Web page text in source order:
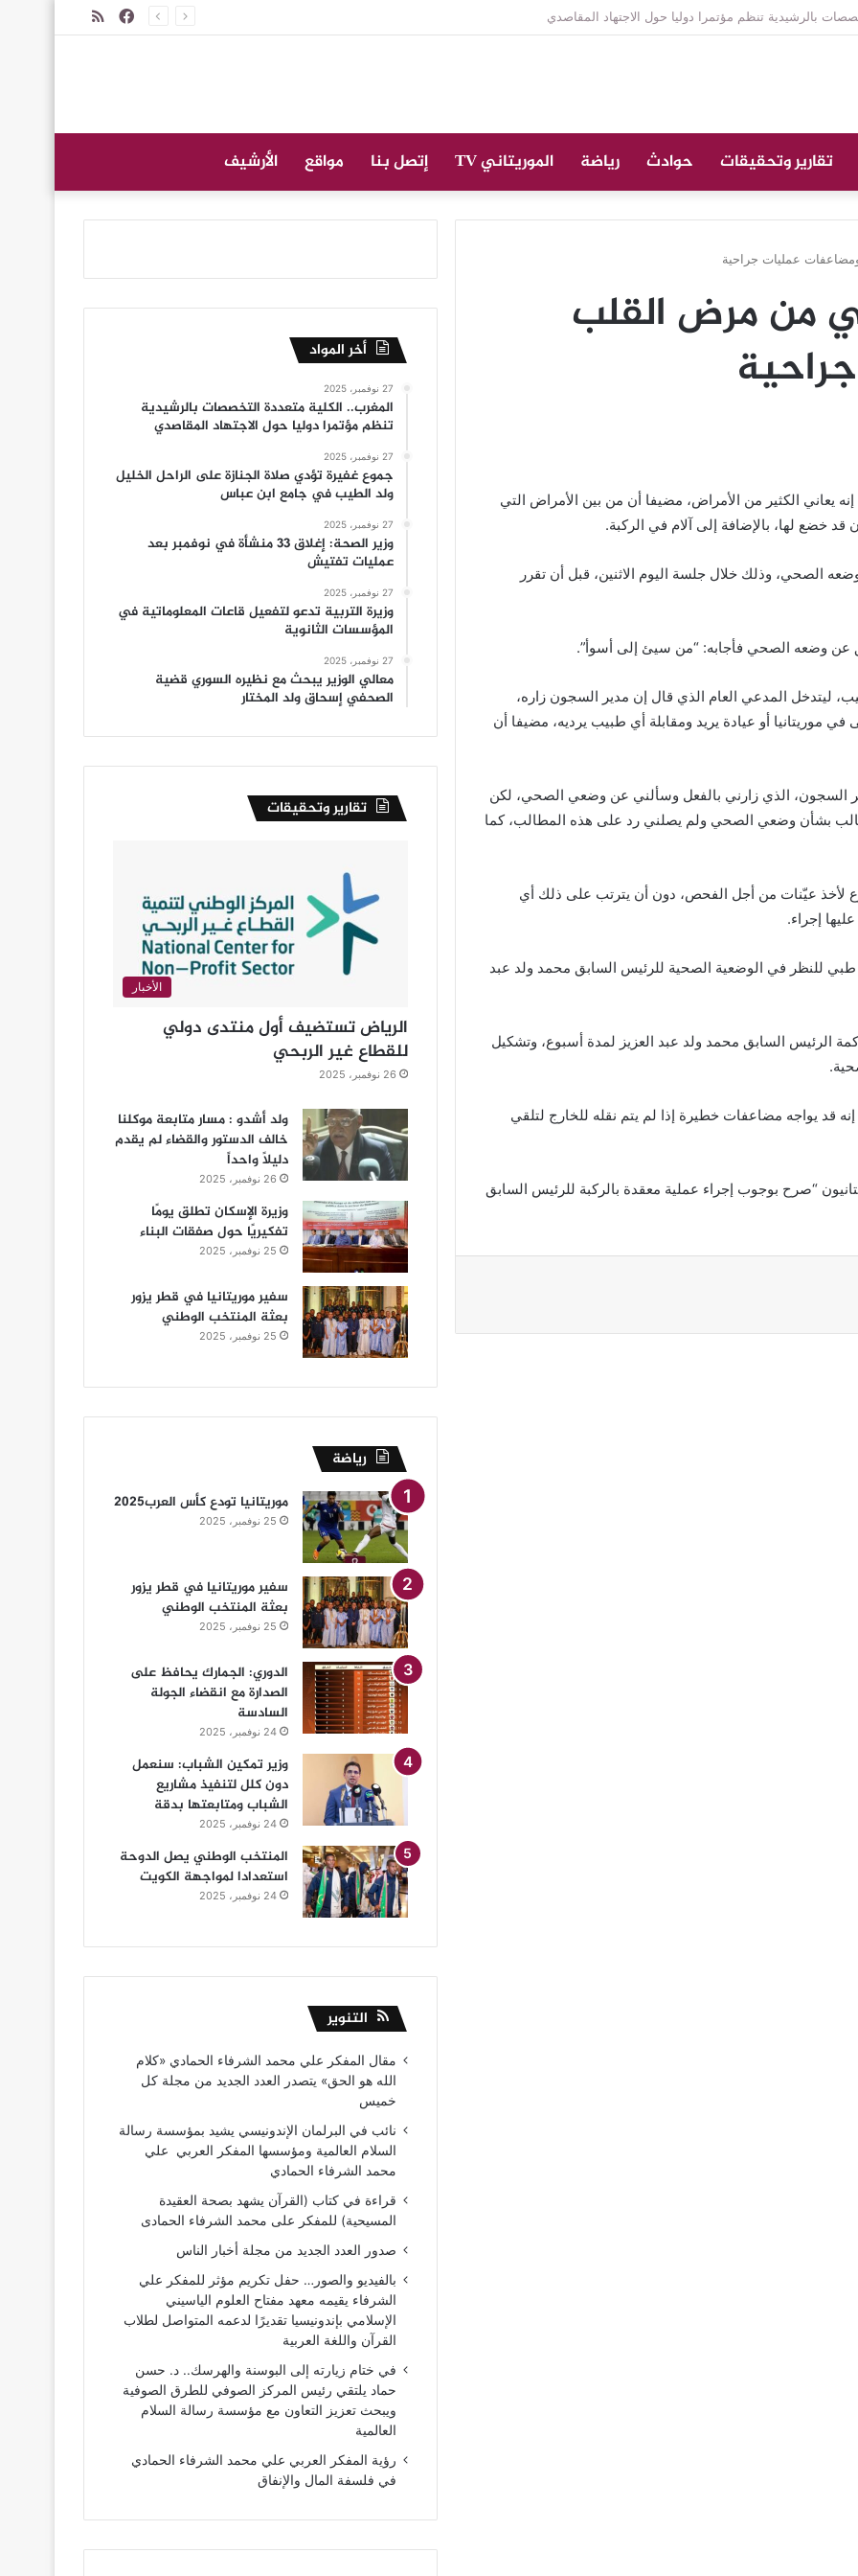
على الراحل الخليل ولد الطيب في جامع ابن عباس
ملخصفيسبوك
تقارير وتحقيقات حوادث رياضة الموريتاني TV إتصل بنا مواقع الأرشيف
عمليات جراحية
من مرض القلب
يعاني الكثير من الأمراض، مضيفا أن من بين الأمراض التي
خضع لها، بالإضافة إلى آلام في الركبة.
وذلك خلال جلسة اليوم الاثنين، قبل أن تقرر
عن وضعه الصحي فأجابه: “من سيئ إلى أسوأ”.
ليتدخل المدعي العام الذي قال إن مدير السجون زاره،
موريتانيا أو عيادة يريد ومقابلة أي طبيب يرديه، مضيفا أن
السجون، الذي زارني بالفعل وسألني عن وضعي الصحي، لكن
بشأن وضعي الصحي ولم يصلني رد على هذه المطالب، كما
لأخذ عيّنات من أجل الفحص، دون أن يترتب على ذلك أي
إجراء.
للنظر في الوضعية الصحية للرئيس السابق محمد ولد عبد
الرئيس السابق محمد ولد عبد العزيز لمدة أسبوع، وتشكيل
قد يواجه مضاعفات خطيرة إذا لم يتم نقله للخارج لتلقي
“صرح بوجوب إجراء عملية معقدة بالركبة للرئيس السابق
أخر المواد
27 نوفمبر، 2025
المغرب.. الكلية متعددة التخصصات بالرشيدية
تنظم مؤتمرا دوليا حول الاجتهاد المقاصدي
27 نوفمبر، 2025
جموع غفيرة تؤدي صلاة الجنازة على الراحل الخليل
ولد الطيب في جامع ابن عباس
27 نوفمبر، 2025
وزير الصحة: إغلاق 33 منشأة في نوفمبر بعد
عمليات تفتيش
27 نوفمبر، 2025
وزيرة التربية تدعو لتفعيل قاعات المعلوماتية في
المؤسسات الثانوية
27 نوفمبر، 2025
معالي الوزير يبحث مع نظيره السوري قضية
الصحفي إسحاق ولد المختار
تقارير وتحقيقات
الأخبار
الرياض تستضيف أول منتدى دولي
للقطاع غير الربحي
26 نوفمبر، 2025
ولد أشدو : مسار متابعة موكلنا
خالف الدستور والقضاء لم يقدم
دليلاً واحداً
26 نوفمبر، 2025
وزيرة الإسكان تطلق يومًا
تفكيريًا حول صفقات البناء
25 نوفمبر، 2025
سفير موريتانيا في قطر يزور
بعثة المنتخب الوطني
25 نوفمبر، 2025
رياضة
موريتانيا تودع كأس العرب2025
25 نوفمبر، 2025
سفير موريتانيا في قطر يزور
بعثة المنتخب الوطني
25 نوفمبر، 2025
الدوري: الجمارك يحافظ على
الصدارة مع انقضاء الجولة
السادسة
24 نوفمبر، 2025
وزير تمكين الشباب: سنعمل
دون كلل لتنفيذ مشاريع
الشباب ومتابعتها بدقة
24 نوفمبر، 2025
المنتخب الوطني يصل الدوحة
استعدادا لمواجهة الكويت
24 نوفمبر، 2025
التنوير
مقال المفكر علي محمد الشرفاء الحمادي «كلام
الله هو الحق» يتصدر العدد الجديد من مجلة كل
خميس
نائب في البرلمان الإندونيسي يشيد بمؤسسة رسالة
السلام العالمية ومؤسسها المفكر العربي علي
محمد الشرفاء الحمادي
قراءة في كتاب (القرآن يشهد بصحة العقيدة
المسيحية) للمفكر على محمد الشرفاء الحمادى
صدور العدد الجديد من مجلة أخبار الناس
بالفيديو والصور… حفل تكريم مؤثر للمفكر علي
الشرفاء يقيمه معهد مفتاح العلوم الياسيني
الإسلامي بإندونيسيا تقديرًا لدعمه المتواصل لطلاب
القرآن واللغة العربية
في ختام زيارته إلى البوسنة والهرسك.. د. حسن
حماد يلتقي رئيس المركز الصوفي للطرق الصوفية
ويبحث تعزيز التعاون مع مؤسسة رسالة السلام
العالمية
رؤية المفكر العربي علي محمد الشرفاء الحمادي
في فلسفة المال والإنفاق